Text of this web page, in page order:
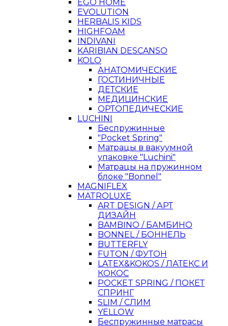
EGO HOME
EVOLUTION
HERBALIS KIDS
HIGHFOAM
INDIVANI
KARIBIAN DESCANSO
KOLO
АНАТОМИЧЕСКИЕ
ГОСТИНИЧНЫЕ
ДЕТСКИЕ
МЕДИЦИНСКИЕ
ОРТОПЕДИЧЕСКИЕ
LUCHINI
Беспружинные
"Pocket Spring"
Матрацы в вакуумной
упаковке "Luchini"
Матрацы на пружинном
блоке "Bonnel"
MAGNIFLEX
MATROLUXE
ART DESIGN / АРТ
ДИЗАЙН
BAMBINO / БАМБИНО
BONNEL / БОННЕЛЬ
BUTTERFLY
FUTON / ФУТОН
LATEX&KOKOS / ЛАТЕКС И
КОКОС
POCKET SPRING / ПОКЕТ
СПРИНГ
SLIM / СЛИМ
YELLOW
Беспружинные матрасы